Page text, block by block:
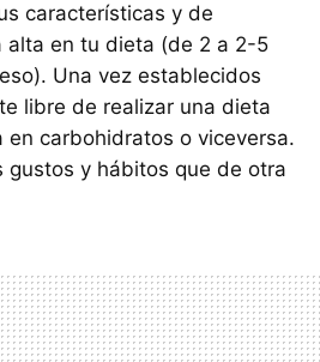
características y de
alta en tu dieta (de 2 a 2-5
Una vez establecidos
libre de realizar una dieta
en carbohidratos o viceversa.
gustos y hábitos que de otra